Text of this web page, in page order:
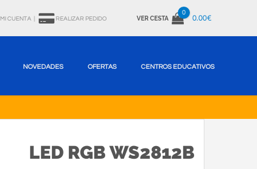
MI CUENTA REALIZAR PEDIDO VER CESTA
0
0.00€
NOVEDADES OFERTAS CENTROS EDUCATIVOS
LED RGB WS2812B